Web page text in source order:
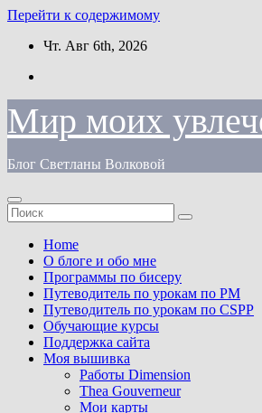
Перейти к содержимому
Чт. Авг 6th, 2026
Мир моих
Блог Светланы Волковой
Home
О блоге и обо мне
Программы по бисеру
Путеводитель по урокам по PM
Путеводитель по урокам по CSPP
Обучающиe курсы
Поддержка сайта
Моя вышивка
Работы Dimension
Thea Gouverneur
Мои карты